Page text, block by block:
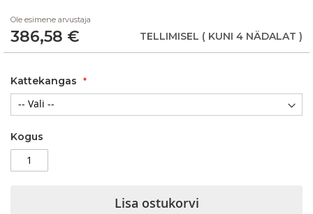
of
the
images
Ole esimene arvustaja
386,58 € TELLIMISEL ( KUNI 4 NÄDALAT )
Kattekangas
Kogus
Lisa ostukorvi